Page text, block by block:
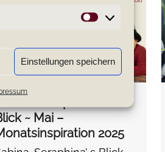
Statistiken
Einstellungen speichern
~ Mai –
2025